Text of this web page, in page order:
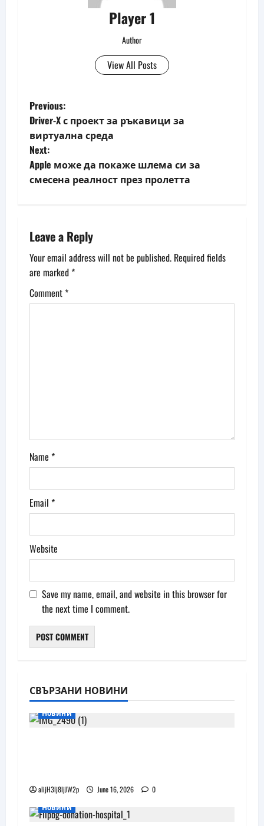
Player 1
Author
View All Posts
P
o
s
t
a
v
i
g
Previous:
Driver-X с проект за ръкавици за
виртуална среда
Next:
Apple може да покаже шлема си за
смесена реалност през пролетта
Leave a Reply
Your email address will not be published. Required fields
are marked *
Comment *
Name *
Email *
Website
Save my name, email, and website in this browser for
the next time I comment.
СВЪРЗАНИ НОВИНИ
Новини
alijH3lj8ljJW2p June 16, 2026
0
Новини